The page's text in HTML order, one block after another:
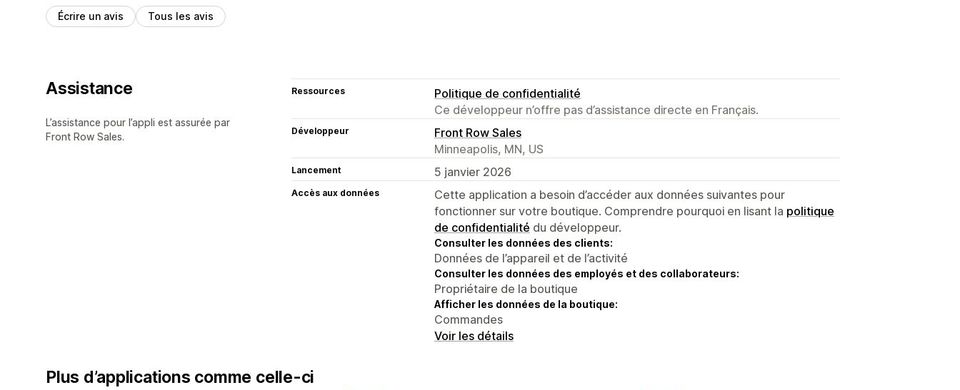
Écrire un avis Tous les avis
Assistance
L’assistance pour l’appli est assurée par
Front Row Sales.
Ressources
Politique de confidentialité
Ce développeur n’offre pas d’assistance directe en Français.
Développeur
Front Row Sales
Minneapolis, MN, US
Lancement 5 janvier 2026
Accès aux données
Cette application a besoin d’accéder aux données suivantes pour
fonctionner sur votre boutique. Comprendre pourquoi en lisant la politique
de confidentialité du développeur.
Consulter les données des clients:
Données de l’appareil et de l’activité
Consulter les données des employés et des collaborateurs:
Propriétaire de la boutique
Afficher les données de la boutique:
Commandes
Voir les détails
Plus d’applications comme celle-ci